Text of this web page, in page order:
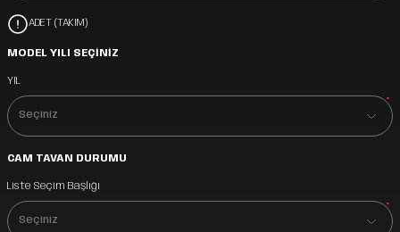
ADET (TAKIM)
MODEL YILI SEÇİNİZ
YIL
*
CAM TAVAN DURUMU
Liste Seçim Başlığı
*